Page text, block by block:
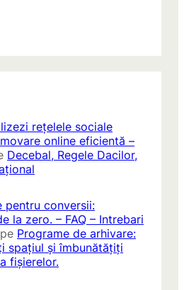
rețelele sociale
online eficientă –
Decebal, Regele Dacilor,
pentru conversii:
la zero. – FAQ – Intrebari
pe Programe de arhivare:
spațiul și îmbunătățiți
fișierelor.